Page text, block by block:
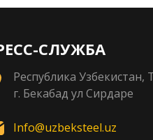
СЛУЖБА
Республика Узбекистан,
г. Бекабад ул Сирдаре
Info@uzbeksteel.uz